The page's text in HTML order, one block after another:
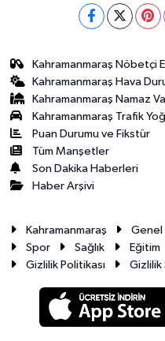
Kahramanmaraş Nöbetçi
Kahramanmaraş Hava
Kahramanmaraş Namaz
Kahramanmaraş Trafik
Puan Durumu ve Fikstür
Tüm Manşetler
Son Dakika Haberleri
Haber Arşivi
Kahramanmaraş Genel
Spor
Sağlık Eğitim
Gizlilik Politikası
Gizlilik